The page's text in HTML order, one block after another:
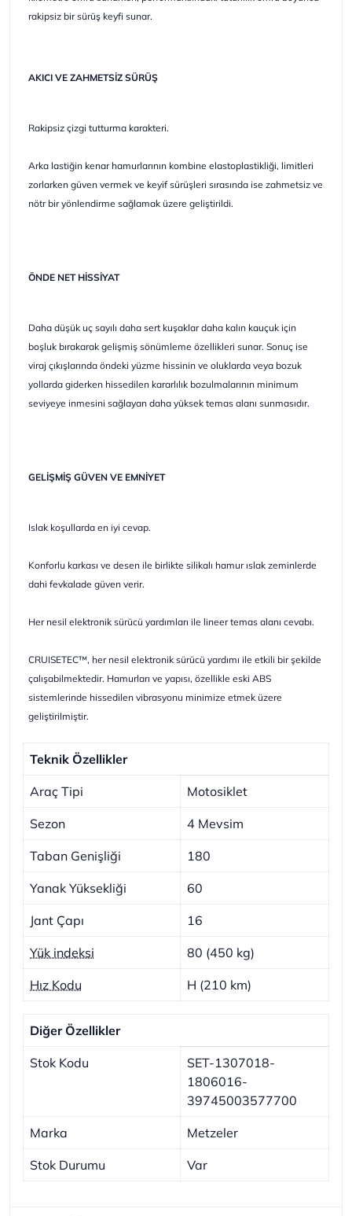
rakipsiz bir sürüş keyfi sunar.
AKICI VE ZAHMETSİZ SÜRÜŞ
Rakipsiz çizgi tutturma karakteri.
Arka lastiğin kenar hamurlarının kombine elastoplastikliği, limitleri
zorlarken güven vermek ve keyif sürüşleri sırasında ise zahmetsiz ve
nötr bir yönlendirme sağlamak üzere geliştirildi.
ÖNDE NET HİSSİYAT
Daha düşük uç sayılı daha sert kuşaklar daha kalın kauçuk için
boşluk bırakarak gelişmiş sönümleme özellikleri sunar. Sonuç ise
viraj çıkışlarında öndeki yüzme hissinin ve oluklarda veya bozuk
yollarda giderken hissedilen kararlılık bozulmalarının minimum
seviyeye inmesini sağlayan daha yüksek temas alanı sunmasıdır.
GELİŞMİŞ GÜVEN VE EMNİYET
Islak koşullarda en iyi cevap.
Konforlu karkası ve desen ile birlikte silikalı hamur ıslak zeminlerde
dahi fevkalade güven verir.
Her nesil elektronik sürücü yardımları ile lineer temas alanı cevabı.
CRUISETEC™, her nesil elektronik sürücü yardımı ile etkili bir şekilde
çalışabilmektedir. Hamurları ve yapısı, özellikle eski ABS
sistemlerinde hissedilen vibrasyonu minimize etmek üzere
geliştirilmiştir.
Teknik Özellikler
Araç Tipi Motosiklet
Sezon 4 Mevsim
Taban Genişliği 180
Yanak Yüksekliği 60
Jant Çapı 16
Yük indeksi 80 (450 kg)
Hız Kodu H (210 km)
Diğer Özellikler
Stok Kodu
SET-1307018-
1806016-
39745003577700
Marka Metzeler
Stok Durumu Var